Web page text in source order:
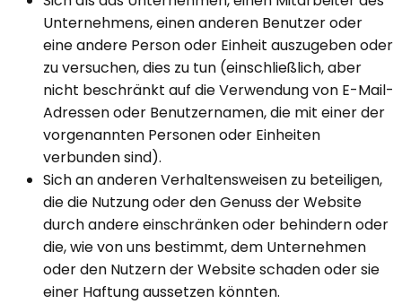
Unternehmens, einen anderen Benutzer oder
eine andere Person oder Einheit auszugeben oder
zu versuchen, dies zu tun (einschließlich, aber
nicht beschränkt auf die Verwendung von E-Mail-
Adressen oder Benutzernamen, die mit einer der
vorgenannten Personen oder Einheiten
verbunden sind).
Sich an anderen Verhaltensweisen zu beteiligen,
die die Nutzung oder den Genuss der Website
durch andere einschränken oder behindern oder
die, wie von uns bestimmt, dem Unternehmen
oder den Nutzern der Website schaden oder sie
einer Haftung aussetzen könnten.